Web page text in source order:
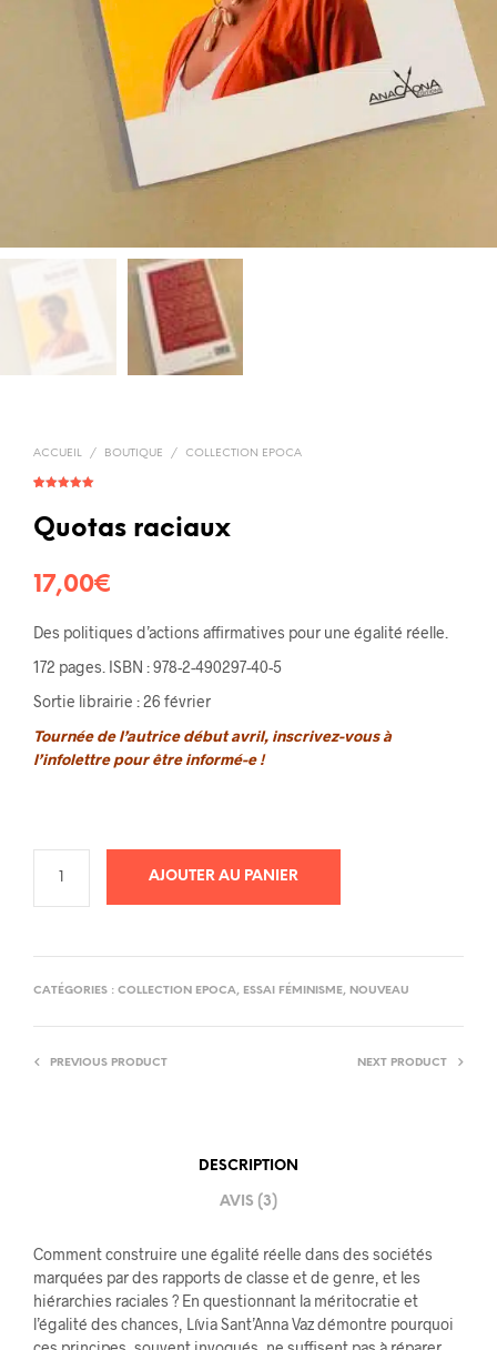
ACCUEIL / BOUTIQUE / COLLECTION EPOCA
basé sur
notations
client
Quotas raciaux
17,00€
Des politiques d’actions affirmatives pour une égalité réelle.
172 pages. ISBN : 978-2-490297-40-5
Sortie librairie : 26 février
Tournée de l’autrice début avril, inscrivez-vous à
l’infolettre pour être informé-e !
AJOUTER AU PANIER
CATÉGORIES : COLLECTION EPOCA, ESSAI FÉMINISME, NOUVEAU
PREVIOUS PRODUCT NEXT PRODUCT
DESCRIPTION
AVIS (3)
Comment construire une égalité réelle dans des sociétés
marquées par des rapports de classe et de genre, et les
hiérarchies raciales ? En questionnant la méritocratie et
l’égalité des chances, Lívia Sant’Anna Vaz démontre pourquoi